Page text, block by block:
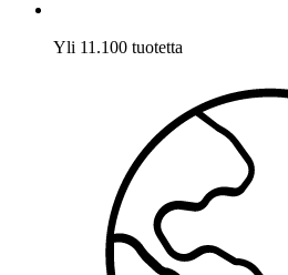
Yli 11.100 tuotetta